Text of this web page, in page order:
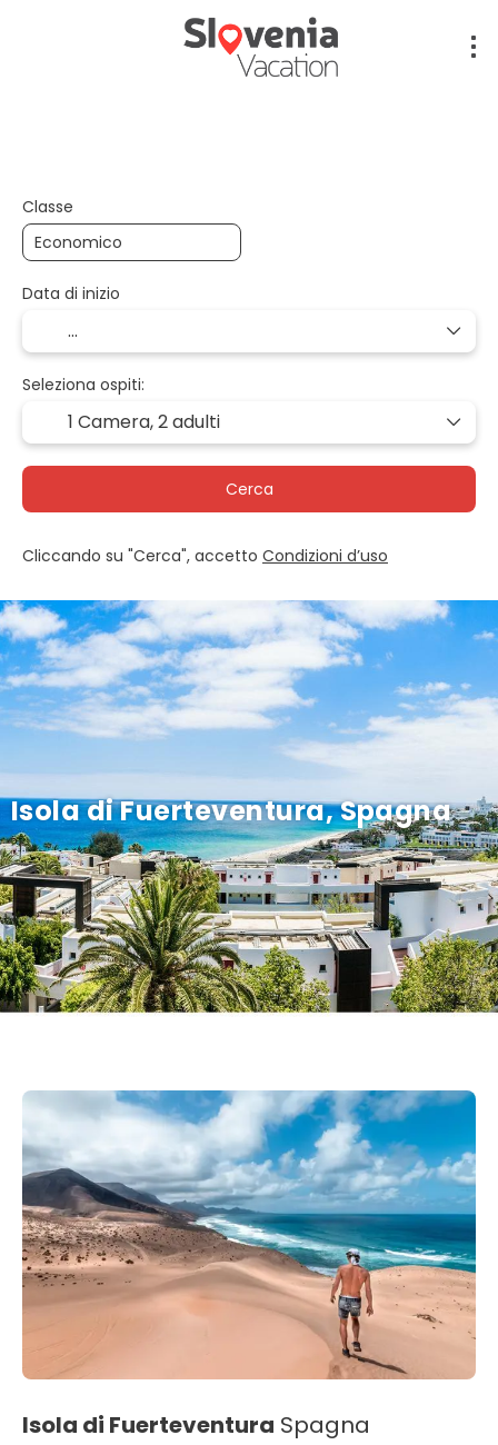
Isola di Fuerteventura, Spagna
Classe
Data di inizio
Seleziona ospiti:
1 Camera,2 adulti
Cerca
Cliccando su "Cerca", accetto Condizioni d’uso
Isola di Fuerteventura Spagna